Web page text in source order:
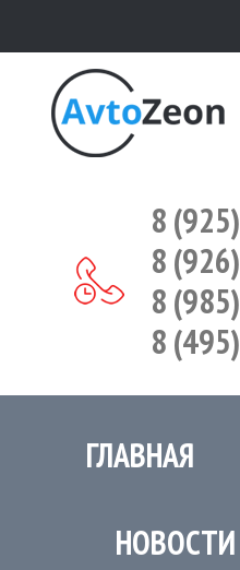
8 (925)
8 (926)
8 (985)
8 (495)
ГЛАВНАЯ
НОВОСТИ